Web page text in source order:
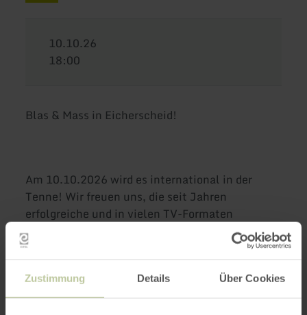
Zustimmung Details Über Cookies
10.10.26
18:00
Blas & Mass in Eicherscheid!
Am 10.10.2026 wird es international in der
Tenne! Wir freuen uns, die seit Jahren
erfolgreiche und in vielen TV-Formaten
bekannte Band „Die Jungen Original
Oberkrainer“ präsentieren zu dürfen. Im
Rahmen ihrer 2026er-Tournee machen sie am
10.10. Station in Eicherscheid. Und auch der
zweite Act des Abends hat es in sich: die